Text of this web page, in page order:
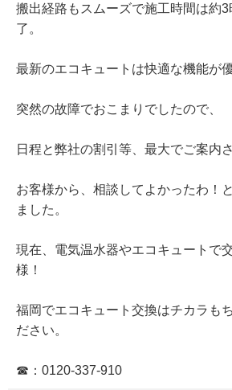
搬出経路もスムーズで施工時間は約
了。
最新のエコキュートは快適な機能が
突然の故障でおこまりでしたので、
日程と弊社の割引等、最大でご案内
お客様から、相談してよかったわ！
ました。
現在、電気温水器やエコキュートで
様！
福岡でエコキュート交換はチカラも
ださい。
☎：0120-337-910